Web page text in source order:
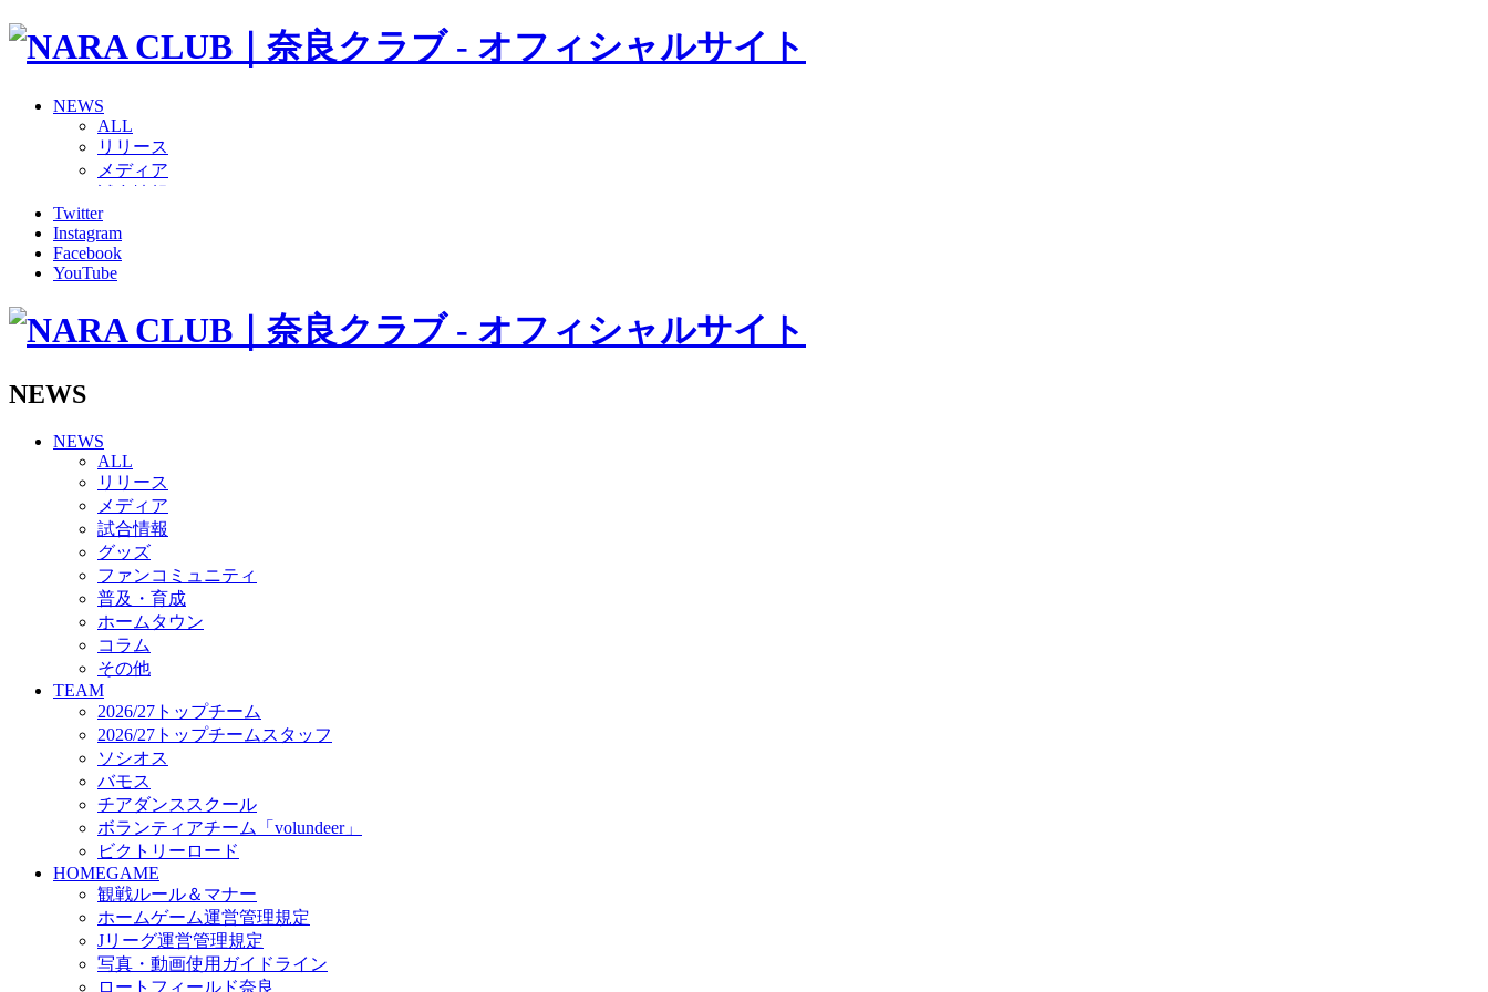
NEWS
ALL
リリース
メディア
グッズ
ファンコミュニティ
普及・育成
ホームタウン
その他
バモス
チアダンススクール
ボランティアチーム「volundeer」
ビクトリーロード
HOMEGAME
観戦ルール＆マナー
ホームゲーム運営管理規定
Jリーグ運営管理規定
写真・動画使用ガイドライン
ロートフィールド奈良
SCHEDULE
2026/27
練習見学時のファンサービスについて
TICKET
奈良クラブ明治安田J3リーグ2026/27シーズン試合観戦チケット
奈良クラブ明治安田Ｊ3リーグ 2026/27シーズン「鹿パス」
観戦ルール＆マナー
FANCOMMUNITY
2026/27ファンコミュニティ
サポートショップ
GOODS
オフィシャルストア（実店舗）
オンラインストア
ACADEMY
アカデミーについて
Twitter
Instagram
Facebook
YouTube
NEWS
NEWS
ALL
リリース
メディア
試合情報
グッズ
ファンコミュニティ
普及・育成
ホームタウン
コラム
その他
TEAM
2026/27トップチーム
2026/27トップチームスタッフ
ソシオス
バモス
チアダンススクール
ボランティアチーム「volundeer」
ビクトリーロード
HOMEGAME
観戦ルール＆マナー
ホームゲーム運営管理規定
Jリーグ運営管理規定
写真・動画使用ガイドライン
ロートフィールド奈良